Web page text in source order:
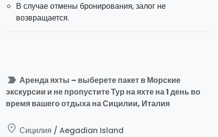
В случае отмены бронирования, залог не
возвращается.
label_important Аренда яхты – выберете пакет в Морские
экскурсии и не пропустите Тур на яхте на 1 день во
время вашего отдыха на Сицилии, Италия
place Сицилия / Aegadian Island